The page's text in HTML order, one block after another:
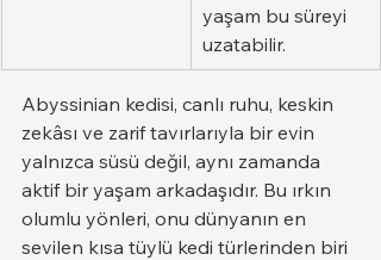
yaşam bu süreyi
uzatabilir.
Abyssinian kedisi, canlı ruhu, keskin
zekâsı ve zarif tavırlarıyla bir evin
yalnızca süsü değil, aynı zamanda
aktif bir yaşam arkadaşıdır. Bu ırkın
olumlu yönleri, onu dünyanın en
sevilen kısa tüylü kedi türlerinden biri